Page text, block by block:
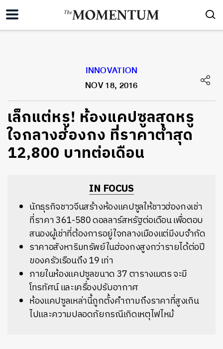
INNOVATION
NOV 18, 2016
เล็กแต่หรู! ห้องแคปซูลสุดหรู
ใจกลางฮ่องกง ที่ราคาต่ำสุด
12,800 บาทต่อเดือน
IN FOCUS
นักธุรกิจชาวจีนสร้างห้องแคปซูลให้ชาวฮ่องกงเช่า
ที่ราคา 361-580 ดอลลาร์สหรัฐต่อเดือน เพื่อตอบ
สนองผู้เช่าที่ต้องการอยู่ใจกลางเมืองแต่มีงบจำกัด
ราคาอสังหาริมทรัพย์ในฮ่องกงสูงกว่ารายได้ต่อปี
ของครัวเรือนถึง 19 เท่า
ภายในห้องแคปซูลขนาด 37 ตารางเมตร จะมี
โทรทัศน์ และเครื่องปรับอากาศ
ห้องแคปซูลเหล่านี้ถูกตั้งคำถามถึงราคาที่สูงเกิน
ไปและความปลอดภัยกรณีเกิดเหตุไฟไหม้